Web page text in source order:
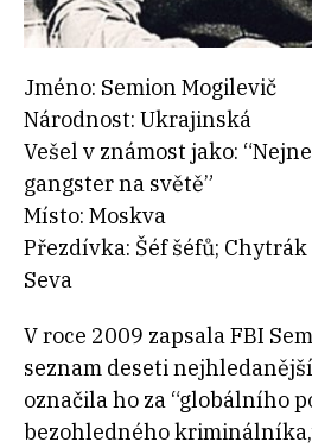
Jméno: Semion Mogilevič
Národnost: Ukrajinská
Vešel v známost jako:
gangster na světě”
Místo: Moskva
Přezdívka: Šéf šéfů; Chytrák
Seva
V roce 2009 zapsala FBI
seznam deseti
označila ho za “globálního
bezohledného